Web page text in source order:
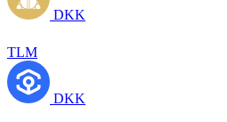
DKK
TLM
DKK